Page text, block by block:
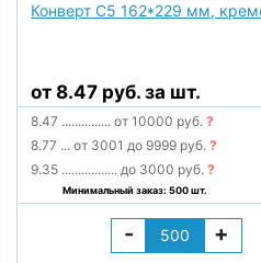
Конверт С5 162*229 мм,
от 8.47 руб. за шт.
8.47 ............... от 10000 руб.?
8.77 ... от 3001 до 9999 руб.?
9.35 ................. до 3000 руб.?
Минимальный заказ: 500 шт.
- +